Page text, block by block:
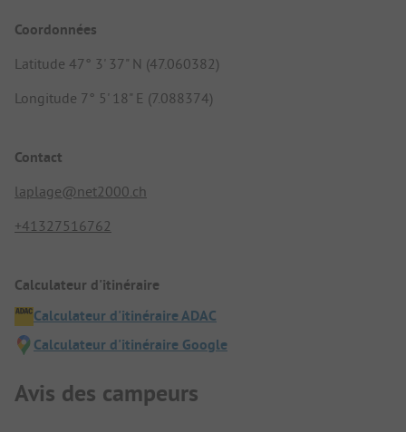
Coordonnées
Latitude 47° 3' 37" N (47.060382)
Longitude 7° 5' 18" E (7.088374)
Contact
laplage@net2000.ch
+41327516762
Calculateur d'itinéraire
Calculateur d'itinéraire ADAC
Calculateur d'itinéraire Google
Avis des campeurs